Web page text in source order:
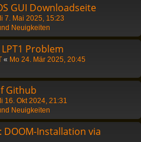
GUI Downloadseite
7. Mai 2025, 15:23
Neuigkeiten
Problem
« Mo 24. Mär 2025, 20:45
Github
16. Okt 2024, 21:31
Neuigkeiten
Installation via